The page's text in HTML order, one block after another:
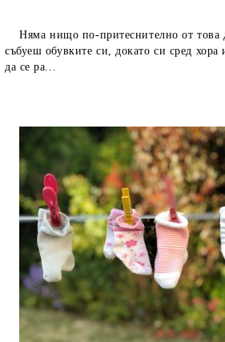
Няма нищо по-притеснително от това
събуеш обувките си, докато си сред
да се ра...